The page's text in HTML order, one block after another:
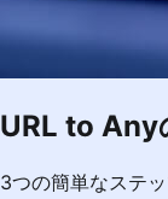
URL to Any
3つの簡単なステ